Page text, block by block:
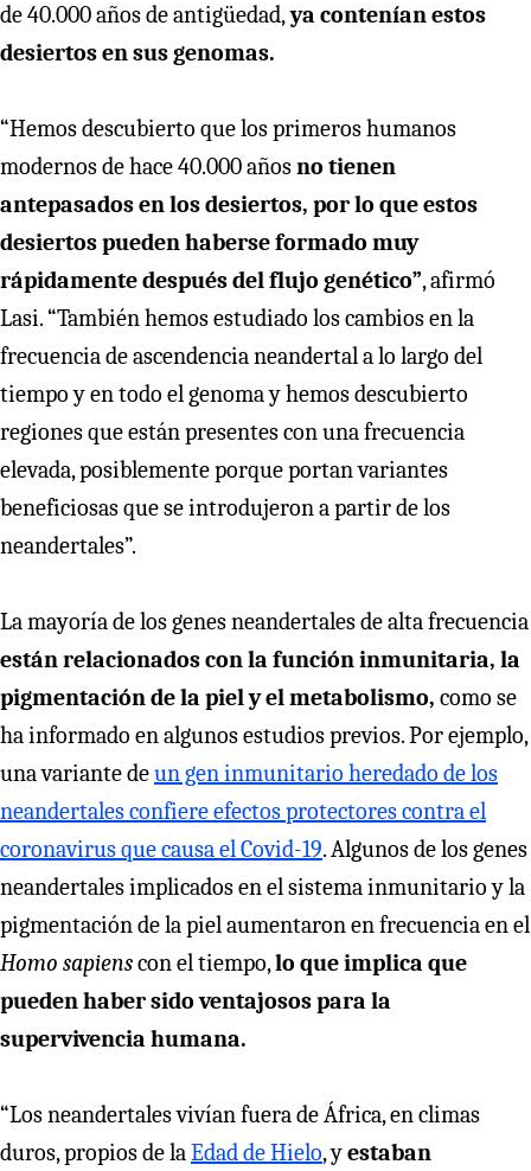
de 40.000 años de antigüedad,ya contenían estos
desiertos en sus genomas.
“Hemos descubierto que los primeros humanos
modernos de hace 40.000 añosno tienen
antepasados en los desiertos, por lo que estos
desiertos pueden haberse formado muy
rápidamente después del flujo genético”, afirmó
Lasi. “También hemos estudiado los cambios en la
frecuencia de ascendencia neandertal a lo largo del
tiempo y en todo el genoma y hemos descubierto
regiones que están presentes con una frecuencia
elevada, posiblemente porque portan variantes
beneficiosas que se introdujeron a partir de los
neandertales”.
La mayoría de los genes neandertales de alta frecuencia
están relacionados con la función inmunitaria, la
pigmentación de la piel y el metabolismo, como se
ha informado en algunos estudios previos. Por ejemplo,
una variante deun gen inmunitario heredado de los
neandertales confiere efectos protectores contra el
coronavirus que causa el Covid-19. Algunos de los genes
neandertales implicados en el sistema inmunitario y la
pigmentación de la piel aumentaron en frecuencia en el
Homo sapienscon el tiempo,lo que implica que
pueden haber sido ventajosos para la
supervivencia humana.
“Los neandertales vivían fuera de África, en climas
duros, propios de laEdad de Hielo, yestaban